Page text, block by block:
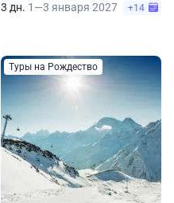
3 дн. 1—3 января 2027 +14
Туры на Рождество